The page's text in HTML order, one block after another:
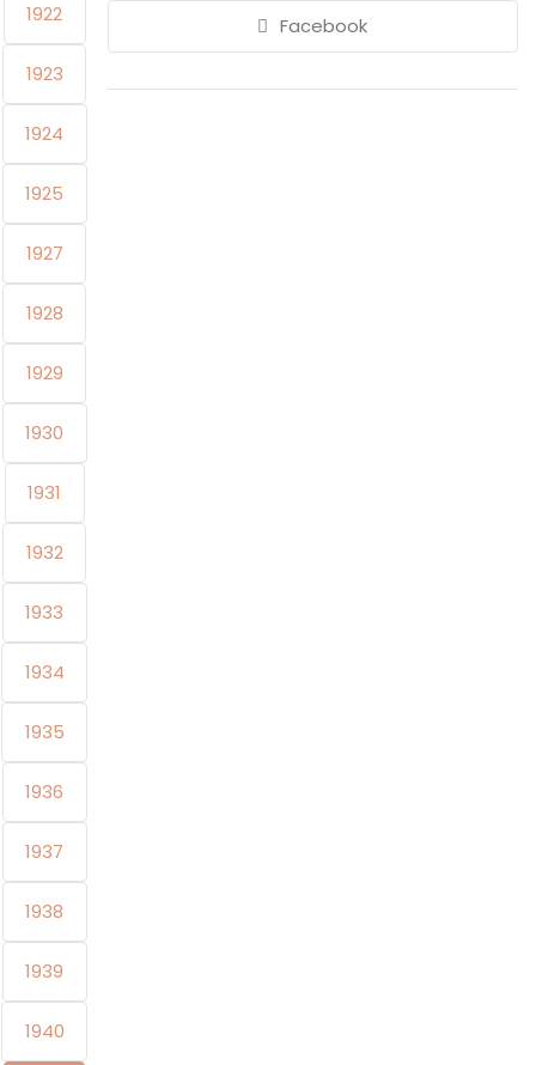
1922
1923
1924
1925
1927
1928
1929
1930
1931
1932
1933
1934
1935
1936
1937
1938
1939
1940
Facebook